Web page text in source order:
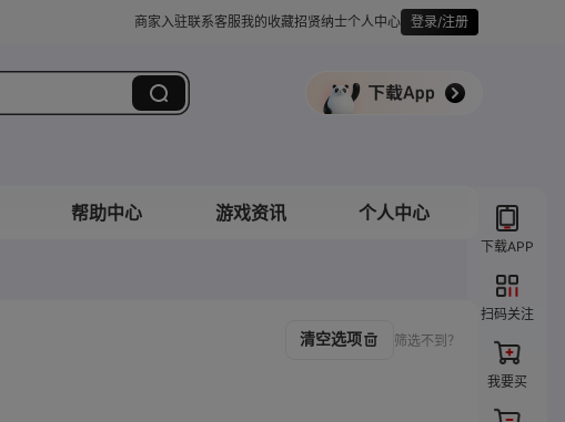
商家入驻联系客服我的收藏招贤纳士个人中心 登录/注册
帮助中心 游戏资讯 个人中心
清空选项 筛选不到？
下载APP
扫码关注
我要买